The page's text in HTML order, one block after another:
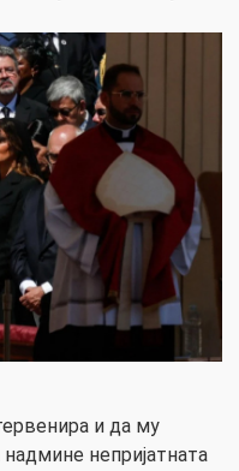
и да му
непријатната